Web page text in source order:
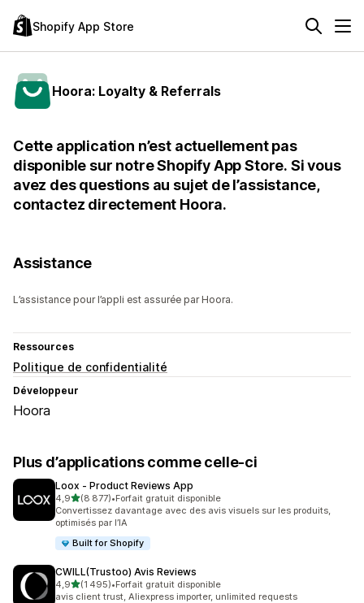
Shopify App Store
Hoora: Loyalty & Referrals
Cette application n’est actuellement pas
disponible sur notre Shopify App Store. Si vous
avez des questions au sujet de l’assistance,
contactez directement Hoora.
Assistance
L’assistance pour l’appli est assurée par Hoora.
Ressources
Politique de confidentialité
Développeur
Hoora
Plus d’applications comme celle-ci
Loox ‑ Product Reviews App
4,9étoile(s) sur 5
(8 877)
8877 avis au total
•Forfait gratuit disponible
Convertissez davantage avec des avis visuels sur les produits,
optimisés par l’IA
Built for Shopify
CWILL(Trustoo) Avis Reviews
4,9étoile(s) sur 5
(1 495)
1495 avis au total
•Forfait gratuit disponible
avis client trust, Aliexpress importer, unlimited requests